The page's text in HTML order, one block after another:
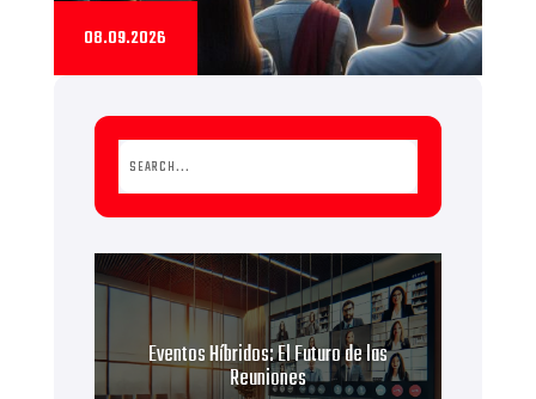
08.09.2026
Eventos Híbridos: El Futuro de las
Reuniones